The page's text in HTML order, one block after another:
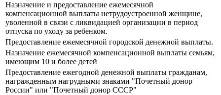
Назначение и предоставление ежемесячной
компенсационной выплаты нетрудоустроенной женщине,
уволенной в связи с ликвидацией организации в период
отпуска по уходу за ребенком.
Предоставление ежемесячной городской денежной выплаты.
Назначение ежемесячной компенсационной выплаты семьям,
имеющим 10 и более детей
Предоставление ежегодной денежной выплаты гражданам,
награжденным нагрудными знаками "Почетный донор
России" или "Почетный донор СССР"